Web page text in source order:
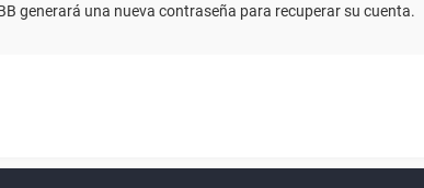
generará una nueva contraseña para recuperar su cuenta.